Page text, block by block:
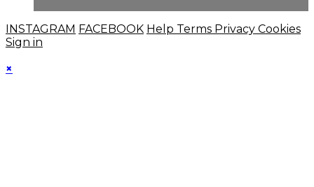
INSTAGRAM FACEBOOK Help Terms Privacy Cookies
Sign in
×